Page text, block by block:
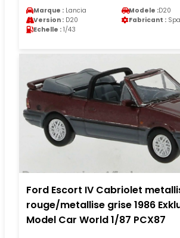
Marque : Lancia Modele :D20
Version : D20 Fabricant :
Echelle : 1/43
Ford Escort IV Cabriolet
rouge/metallise grise 1986
Model Car World 1/87 PCX87